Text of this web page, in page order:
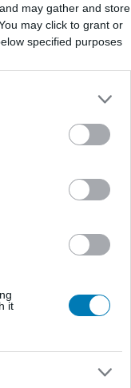
may gather and store
may click to grant or
specified purposes
it